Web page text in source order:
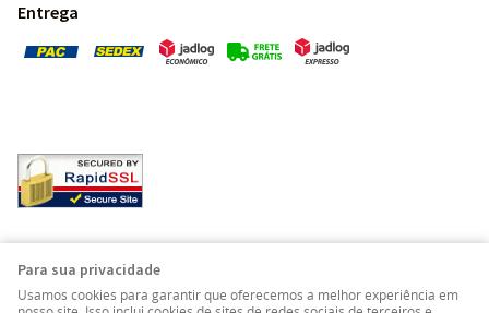
Entrega
Para sua privacidade
Usamos cookies para garantir que oferecemos a melhor experiência em